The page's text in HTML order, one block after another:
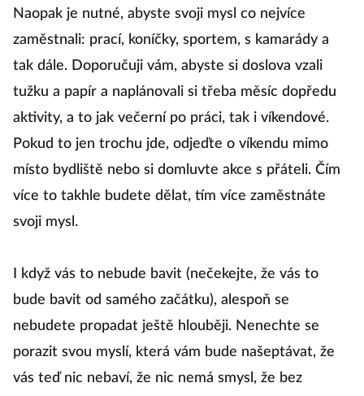
Naopak je nutné, abyste svoji mysl co nejvíce
zaměstnali: prací, koníčky, sportem, s kamarády a
tak dále. Doporučuji vám, abyste si doslova vzali
tužku a papír a naplánovali si třeba měsíc dopředu
aktivity, a to jak večerní po práci, tak i víkendové.
Pokud to jen trochu jde, odjeďte o víkendu mimo
místo bydliště nebo si domluvte akce s přáteli. Čím
více to takhle budete dělat, tím více zaměstnáte
svoji mysl.
I když vás to nebude bavit (nečekejte, že vás to
bude bavit od samého začátku), alespoň se
nebudete propadat ještě hlouběji. Nenechte se
porazit svou myslí, která vám bude našeptávat, že
vás teď nic nebaví, že nic nemá smysl, že bez